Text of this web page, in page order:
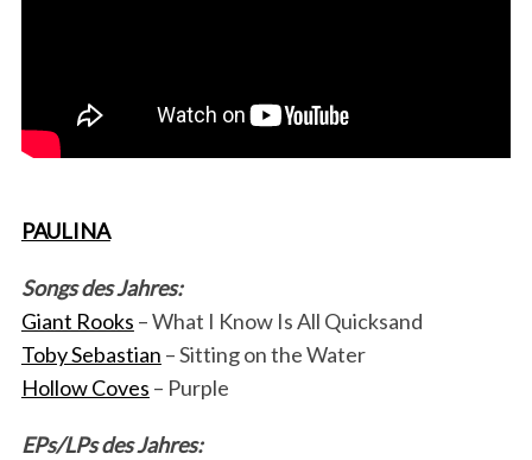
PAULINA
Songs des Jahres:
Giant Rooks – What I Know Is All Quicksand
Toby Sebastian – Sitting on the Water
Hollow Coves – Purple
EPs/LPs des Jahres: